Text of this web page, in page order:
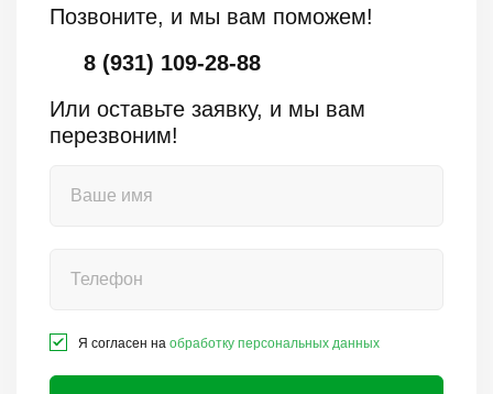
Позвоните, и мы вам поможем!
8 (931) 109-28-88
Или оставьте заявку, и мы вам
перезвоним!
Я согласен на обработку персональных данных